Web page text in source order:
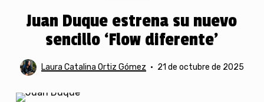
Juan Duque estrena su nuevo
sencillo ‘Flow diferente’
Laura Catalina Ortiz Gómez 21 de octubre de 2025